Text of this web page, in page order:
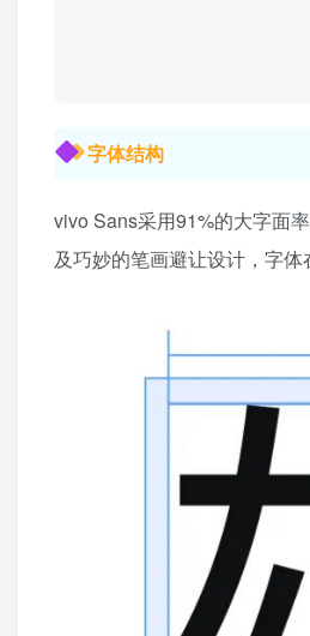
字体结构
vivo Sans采用91%的大字面
及巧妙的笔画避让设计，字